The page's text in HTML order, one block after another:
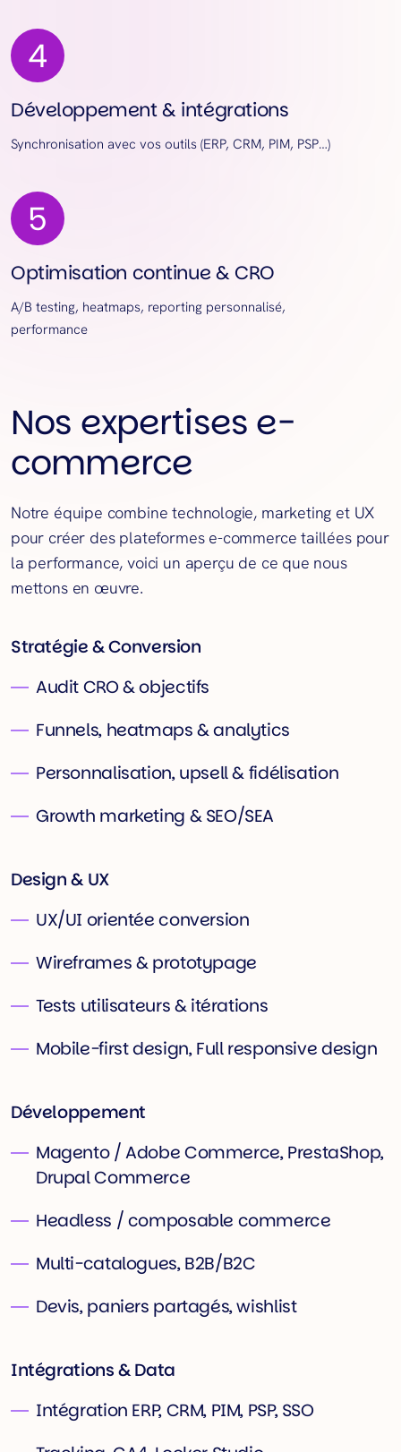
Développement & intégrations
Synchronisation avec vos outils (ERP, CRM, PIM, PSP…)
Optimisation continue & CRO
A/B testing, heatmaps, reporting personnalisé,
performance
Nos expertises e-
commerce
Notre équipe combine technologie, marketing et UX
pour créer des plateformes e-commerce taillées pour
la performance, voici un aperçu de ce que nous
mettons en œuvre.
Stratégie & Conversion
Audit CRO & objectifs
Funnels, heatmaps & analytics
Personnalisation, upsell & fidélisation
Growth marketing & SEO/SEA
Design & UX
UX/UI orientée conversion
Wireframes & prototypage
Tests utilisateurs & itérations
Mobile-first design, Full responsive design
Développement
Magento / Adobe Commerce, PrestaShop,
Drupal Commerce
Headless / composable commerce
Multi-catalogues, B2B/B2C
Devis, paniers partagés, wishlist
Intégrations & Data
Intégration ERP, CRM, PIM, PSP, SSO